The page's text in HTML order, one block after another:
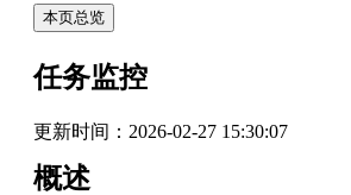
本页总览
任务监控
更新时间： 2026-02-27 15:30:07
概述